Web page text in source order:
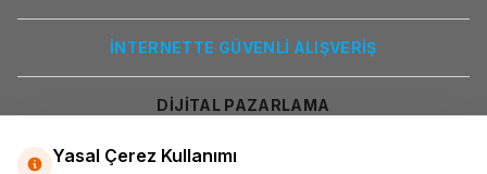
İNTERNETTE GÜVENLİ ALIŞVERİŞ
DİJİTAL PAZARLAMA
Yasal Çerez Kullanımı